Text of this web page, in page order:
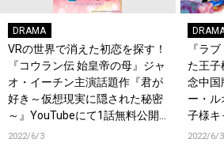
DRAMA
VRの世界で消えた初恋を探す！
『コウラン伝 始皇帝の母』ジャ
オ・イーチン主演話題作『君が
好き～仮想現実に隠された秘密
～』YouTubeにて1話無料公開
決定！
2022/6/3
『ラ
た王子
念中国
ー・ル
子様キ
2022/6/3